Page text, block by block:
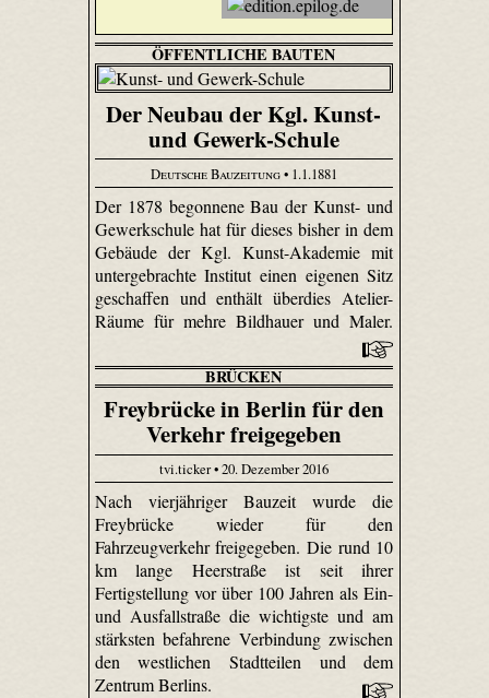
ÖFFENTLICHE BAUTEN
Der Neubau der Kgl. Kunst-
und Gewerk-Schule
Deutsche Bauzeitung• 1.1.1881
Der 1878 begonnene Bau der Kunst- und
Gewerkschule hat für dieses bisher in dem
Gebäude der Kgl. Kunst-Akademie mit
untergebrachte Institut einen eigenen Sitz
geschaffen und enthält überdies Atelier-
Räume für mehre Bildhauer und Maler.
BRÜCKEN
Freybrücke in Berlin für den
Verkehr freigegeben
tvi.ticker • 20. Dezember 2016
Nach vierjähriger Bauzeit wurde die
Freybrücke wieder für den
Fahrzeugverkehr freigegeben. Die rund 10
km lange Heerstraße ist seit ihrer
Fertigstellung vor über 100 Jahren als Ein-
und Ausfallstraße die wichtigste und am
stärksten befahrene Verbindung zwischen
den westlichen Stadtteilen und dem
Zentrum Berlins.